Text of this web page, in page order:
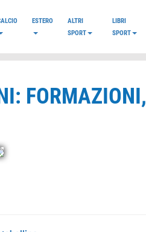
ESTERO
ALTRI
SPORT
LIBRI
SPORT
FORMAZIONI,